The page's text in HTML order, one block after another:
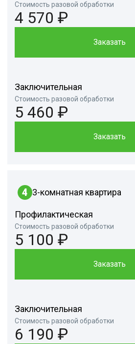
Стоимость разовой обработки
4 570 ₽
Заказать
Заключительная
Стоимость разовой обработки
5 460 ₽
Заказать
4 3-комнатная квартира
Профилактическая
Стоимость разовой обработки
5 100 ₽
Заказать
Заключительная
Стоимость разовой обработки
6 190 ₽